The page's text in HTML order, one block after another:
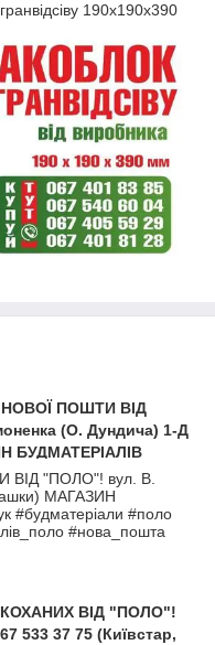
190х190х390
ПОШТИ ВІД
(О. Дундича) 1-Д
БУДМАТЕРІАЛІВ
#поло
"ПОЛО"! вул. В.
МАГАЗИН
#будматеріали #поло
#нова_пошта
ВІД "ПОЛО"!
533 37 75 (Київстар,